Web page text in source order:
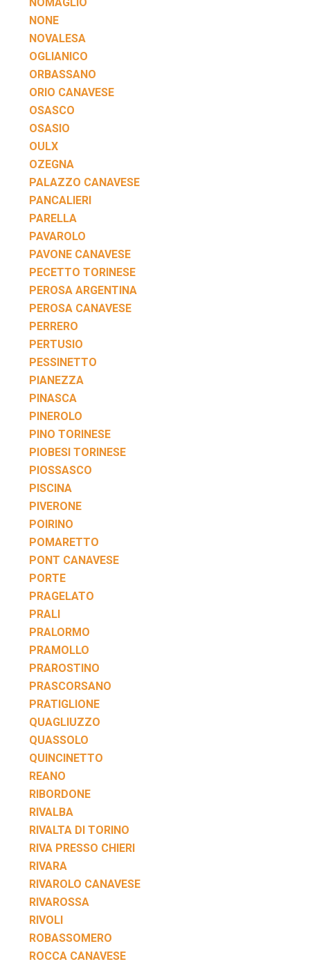
NONE
NOVALESA
OGLIANICO
ORBASSANO
ORIO CANAVESE
OSASCO
OSASIO
OULX
OZEGNA
PALAZZO CANAVESE
PANCALIERI
PARELLA
PAVAROLO
PAVONE CANAVESE
PECETTO TORINESE
PEROSA ARGENTINA
PEROSA CANAVESE
PERRERO
PERTUSIO
PESSINETTO
PIANEZZA
PINASCA
PINEROLO
PINO TORINESE
PIOBESI TORINESE
PIOSSASCO
PISCINA
PIVERONE
POIRINO
POMARETTO
PONT CANAVESE
PORTE
PRAGELATO
PRALI
PRALORMO
PRAMOLLO
PRAROSTINO
PRASCORSANO
PRATIGLIONE
QUAGLIUZZO
QUASSOLO
QUINCINETTO
REANO
RIBORDONE
RIVALBA
RIVALTA DI TORINO
RIVA PRESSO CHIERI
RIVARA
RIVAROLO CANAVESE
RIVAROSSA
RIVOLI
ROBASSOMERO
ROCCA CANAVESE